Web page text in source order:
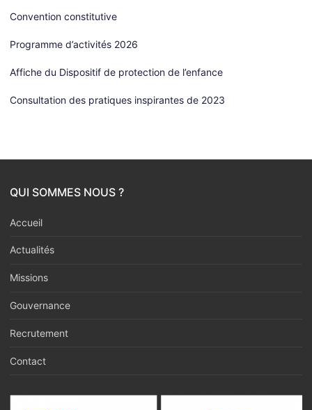
Convention constitutive
Programme d’activités 2026
Affiche du Dispositif de protection de l’enfance
Consultation des pratiques inspirantes de 2023
QUI SOMMES NOUS ?
Accueil
Actualités
Missions
Gouvernance
Recrutement
Contact